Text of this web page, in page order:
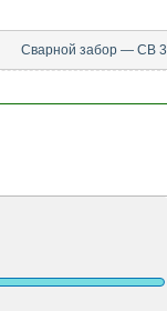
Сварной забор — СВ 3